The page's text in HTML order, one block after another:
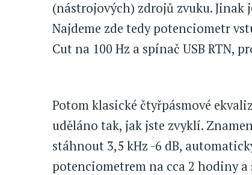
(nástrojových) zdrojů zvuku. Jinak
Najdeme zde tedy potenciometr
Cut na 100 Hz a spínač USB RTN,
Potom klasické čtyřpásmové
uděláno tak, jak jste zvyklí.
stáhnout 3,5 kHz -6 dB,
potenciometrem na cca 2 hodiny